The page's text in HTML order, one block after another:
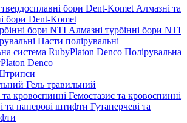
Алмазні та
бори Dent-Komet
Алмазні турбінні бори NTI
Пасти полірувальні
Полірувальна
Denco
Гель травильний
Гемостазис та кровоспинні
Гутаперчеві та